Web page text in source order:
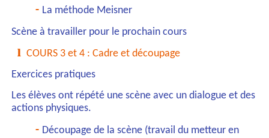
La méthode Meisner
Scène à travailler pour le prochain cours
COURS 3 et 4 : Cadre et découpage
Exercices pratiques
Les élèves ont répété une scène avec un dialogue et des
actions physiques.
Découpage de la scène (travail du metteur en